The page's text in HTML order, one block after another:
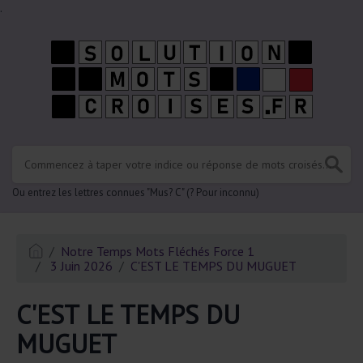
.
Ou entrez les lettres connues "Mus? C" (? Pour inconnu)
Notre Temps Mots Fléchés Force 1
3 Juin 2026
C'EST LE TEMPS DU MUGUET
C'EST LE TEMPS DU
MUGUET